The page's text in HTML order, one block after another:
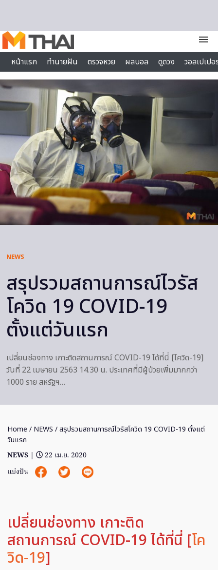
menu
หน้าแรก
ทำนายฝัน ตรวจหวย ผลบอล ดูดวง
วอลเปเป
ไลฟ์สไตล์
NEWS
สรุปรวมสถานการณ์ไวรัส
โควิด 19 COVID-19
ตั้งแต่วันแรก
เปลี่ยนช่องทาง เกาะติดสถานการณ์ COVID-19 ได้ที่นี่ [โควิด-19]
วันที่ 22 เมษายน 2563 14.30 น. ประเทศที่มีผู้ป่วยเพิ่มมากกว่า
1000 ราย สหรัฐฯ…
Home / NEWS / สรุปรวมสถานการณ์ไวรัสโควิด 19 COVID-19 ตั้งแต่
วันแรก
NEWS |
22 เม.ย. 2020
แบ่งปัน
เปลี่ยนช่องทาง เกาะติด
สถานการณ์ COVID-19 ได้ที่นี่ [โค
วิด-19]